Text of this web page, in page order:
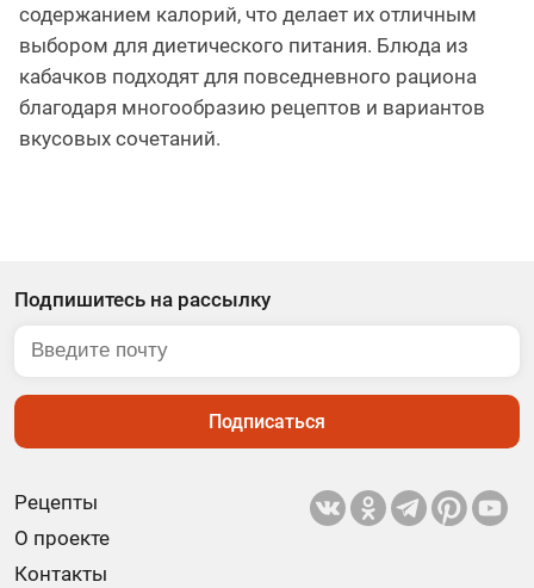
содержанием калорий, что делает их отличным
выбором для диетического питания. Блюда из
кабачков подходят для повседневного рациона
благодаря многообразию рецептов и вариантов
вкусовых сочетаний.
Рецепты
О проекте
Контакты
Подпишитесь на рассылку
Подписаться